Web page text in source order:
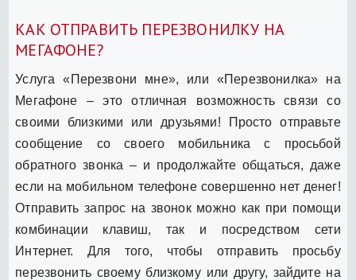
КАК ОТПРАВИТЬ ПЕРЕЗВОНИЛКУ НА
МЕГАФОНЕ?
Услуга «Перезвони мне», или «Перезвонилка» на
Мегафоне – это отличная возможность связи со
своими близкими или друзьями! Просто отправьте
сообщение со своего мобильника с просьбой
обратного звонка – и продолжайте общаться, даже
если на мобильном телефоне совершенно нет денег!
Отправить запрос на звонок можно как при помощи
комбинации клавиш, так и посредством сети
Интернет. Для того, чтобы отправить просьбу
перезвонить своему близкому или другу, зайдите на